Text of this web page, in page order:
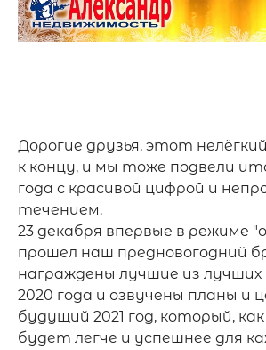
Дорогие друзья, этот
к концу, и мы тоже подвели
года с красивой цифрой и
течением.
23 декабря впервые в режиме
прошел наш предновогодний
награждены лучшие из
2020 года и озвучены планы и
будущий 2021 год, который,
будет легче и успешнее для